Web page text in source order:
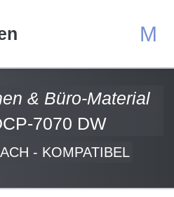
M
& Büro-Material
7070 DW
- KOMPATIBEL